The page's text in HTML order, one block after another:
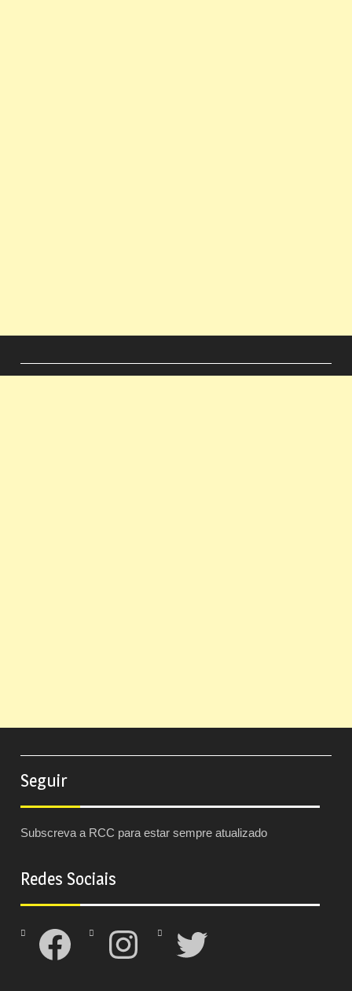
Seguir
Subscreva a RCC para estar sempre atualizado
Redes Sociais
Facebook Instagram Twitter